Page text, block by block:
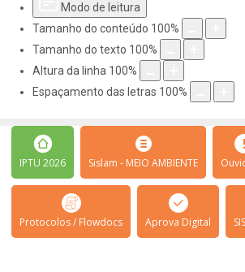
Modo de leitura
Tamanho do conteúdo 100%
Tamanho do texto 100%
Altura da linha 100%
Espaçamento das letras 100%
IPTU 2026 Sislam - MEIO AMBIENTE
Protocolos / Flowdocs Aprova Digital